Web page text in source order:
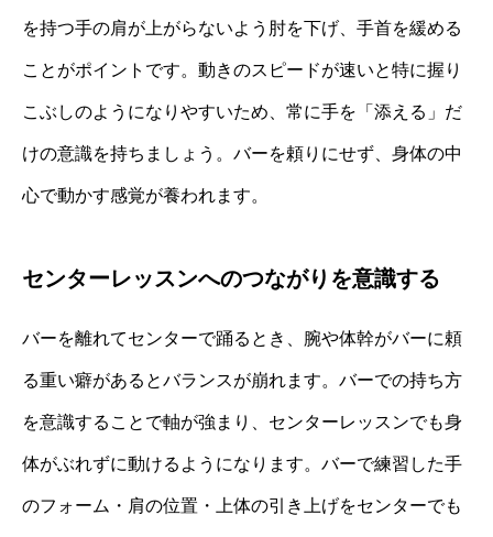
を持つ手の肩が上がらないよう肘を下げ、手首を緩める
ことがポイントです。動きのスピードが速いと特に握り
こぶしのようになりやすいため、常に手を「添える」だ
けの意識を持ちましょう。バーを頼りにせず、身体の中
心で動かす感覚が養われます。
センターレッスンへのつながりを意識する
バーを離れてセンターで踊るとき、腕や体幹がバーに頼
る重い癖があるとバランスが崩れます。バーでの持ち方
を意識することで軸が強まり、センターレッスンでも身
体がぶれずに動けるようになります。バーで練習した手
のフォーム・肩の位置・上体の引き上げをセンターでも